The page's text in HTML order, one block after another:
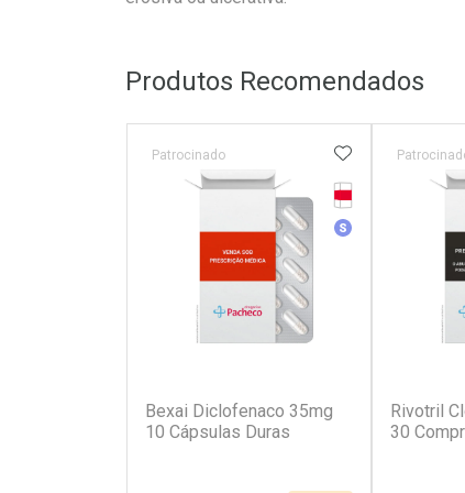
Produtos Recomendados
Bexai Diclofenaco 35mg
10 Cápsulas Duras
Tarja Vermelha
Medicamento
Patrocinado ADICIONAR
Rivotril
30